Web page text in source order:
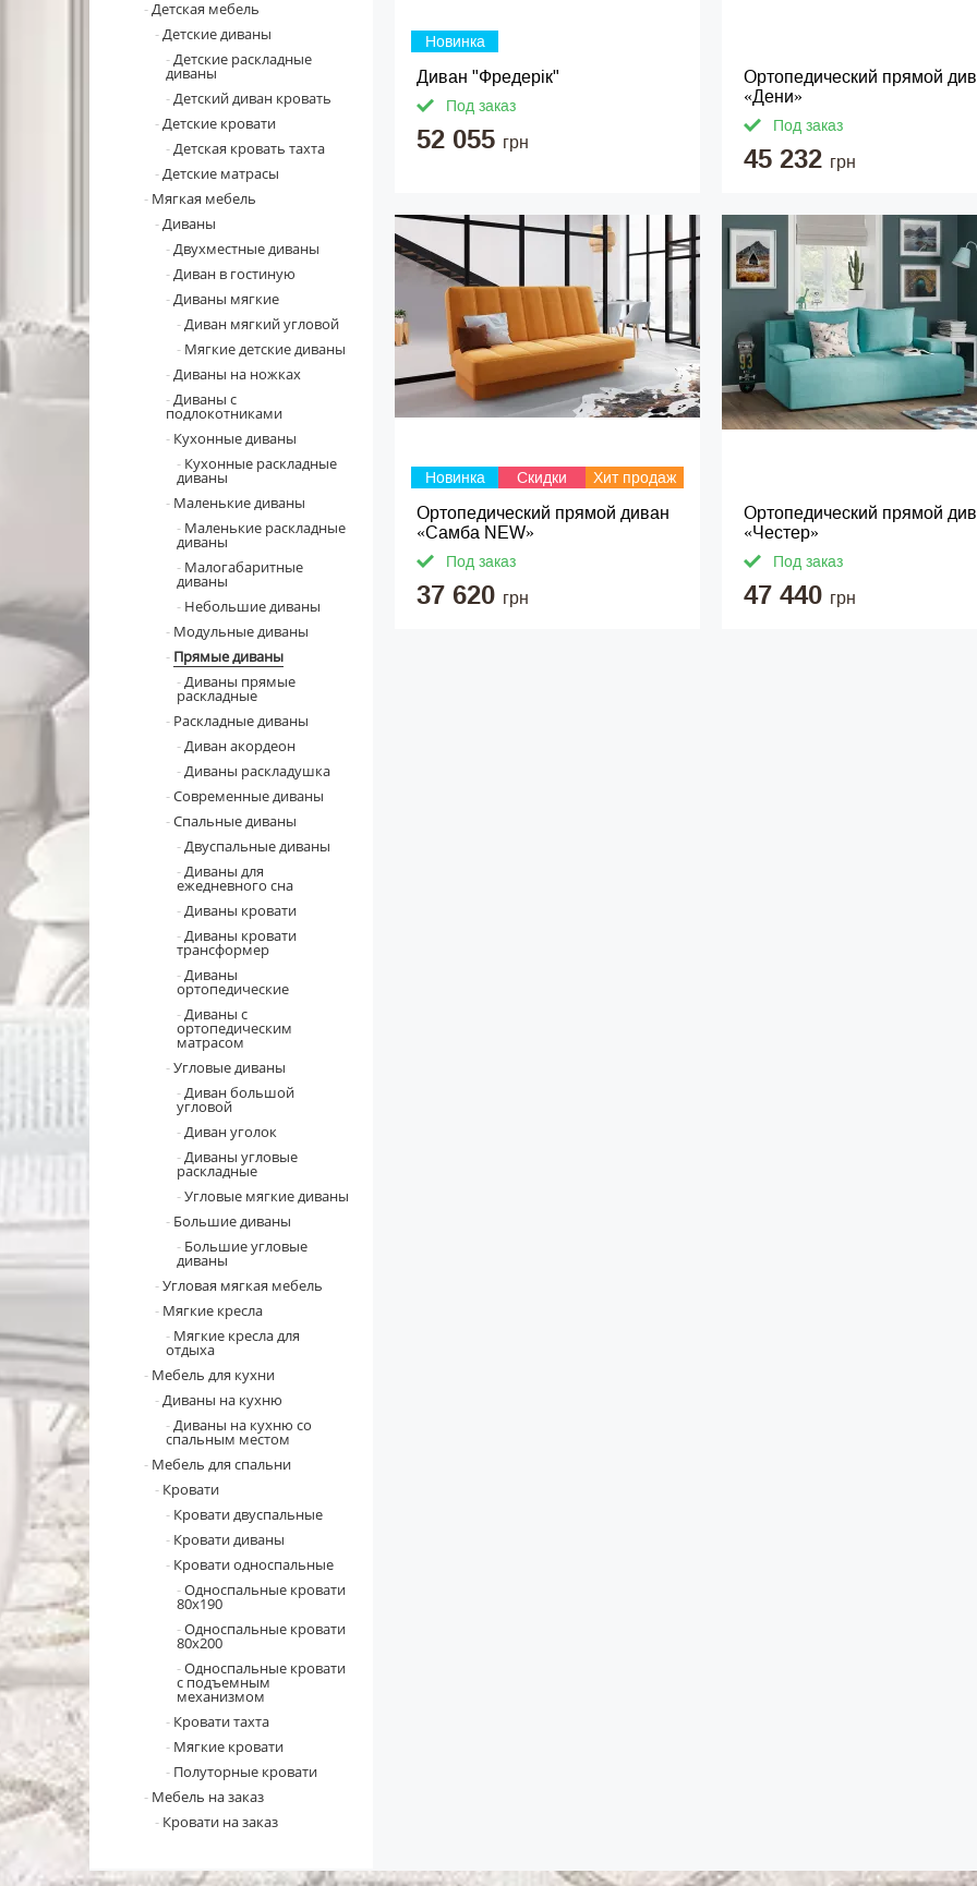
Детская мебель
Детские диваны
Детские раскладные
диваны
Детский диван кровать
Детские кровати
Детская кровать тахта
Детские матрасы
Мягкая мебель
Диваны
Двухместные диваны
Диван в гостиную
Диваны мягкие
Диван мягкий угловой
Мягкие детские диваны
Диваны на ножках
Диваны с
подлокотниками
Кухонные диваны
Кухонные раскладные
диваны
Маленькие диваны
Маленькие раскладные
диваны
Малогабаритные
диваны
Небольшие диваны
Модульные диваны
Прямые диваны
Диваны прямые
раскладные
Раскладные диваны
Диван акордеон
Диваны раскладушка
Современные диваны
Спальные диваны
Двуспальные диваны
Диваны для
ежедневного сна
Диваны кровати
Диваны кровати
трансформер
Диваны
ортопедические
Диваны с
ортопедическим
матрасом
Угловые диваны
Диван большой
угловой
Диван уголок
Диваны угловые
раскладные
Угловые мягкие диваны
Большие диваны
Большие угловые
диваны
Угловая мягкая мебель
Мягкие кресла
Мягкие кресла для
отдыха
Мебель для кухни
Диваны на кухню
Диваны на кухню со
спальным местом
Мебель для спальни
Кровати
Кровати двуспальные
Кровати диваны
Кровати односпальные
Односпальные кровати
80х190
Односпальные кровати
80х200
Односпальные кровати
с подъемным
механизмом
Кровати тахта
Мягкие кровати
Полуторные кровати
Мебель на заказ
Кровати на заказ
Новинка
Диван "Фредерік"
Под заказ
52 055 грн
Ортопедический прямой
«Дени»
Под заказ
45 232 грн
Новинка Скидки Хит продаж
Ортопедический прямой диван
«Самба NEW»
Под заказ
37 620 грн
Ортопедический прямой
«Честер»
Под заказ
47 440 грн